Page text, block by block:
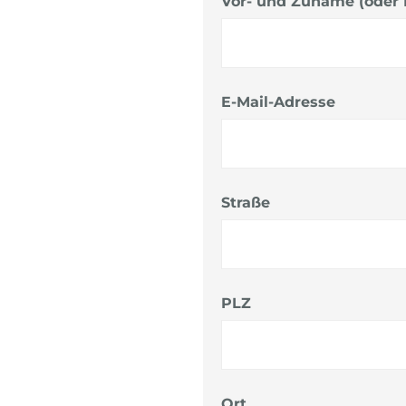
E-Mail-Adresse
Straße
PLZ